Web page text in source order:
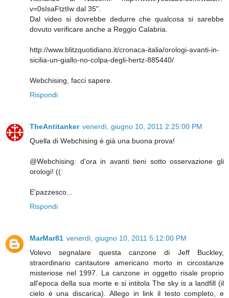
v=0sIsaFtztIw dal 35".
Dal video si dovrebbe dedurre che qualcosa si sarebbe
dovuto verificare anche a Reggio Calabria.
http://www.blitzquotidiano.it/cronaca-italia/orologi-avanti-in-
sicilia-un-giallo-no-colpa-degli-hertz-885440/
Webchising, facci sapere.
Rispondi
TheAntitanker venerdì, giugno 10, 2011 2:25:00 PM
Quella di Webchising è già una buona prova!
@Webchising: d'ora in avanti tieni sotto osservazione gli
orologi! ((:
E'pazzesco...
Rispondi
MarMar81 venerdì, giugno 10, 2011 5:12:00 PM
Volevo segnalare questa canzone di Jeff Buckley,
straordinario cantautore americano morto in circostanze
misteriose nel 1997. La canzone in oggetto risale proprio
all'epoca della sua morte e si intitola The sky is a landfill (il
cielo è una discarica). Allego in link il testo completo, e